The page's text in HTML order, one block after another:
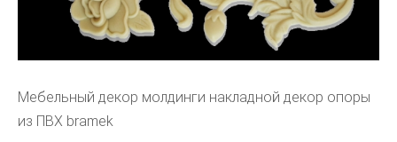
Мебельный декор молдинги накладной декор опоры
из ПВХ bramek